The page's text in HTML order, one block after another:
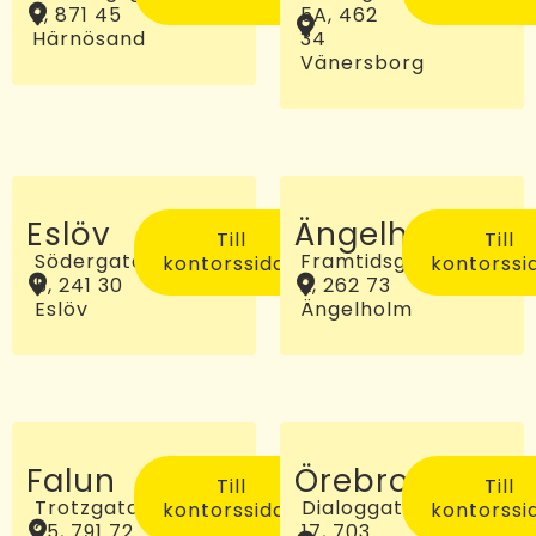
2, 871 45
Härnösand
5A, 462
34
Vänersborg
Eslöv
Södergatan
5, 241 30
Eslöv
Till
kontorssidan
Ängelholm
Framtidsgatan
2, 262 73
Ängelholm
Till
Falun
Trotzgatan
Till
kontorssidan
Örebro
Dialoggatan
Till